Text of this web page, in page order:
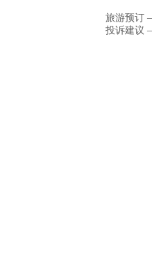
旅游预订
投诉建议